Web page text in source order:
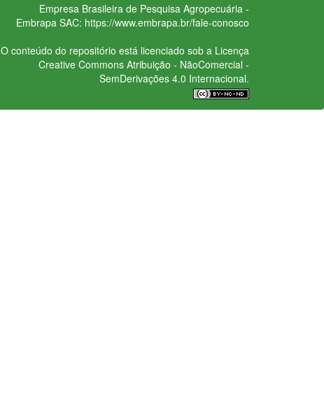
Empresa Brasileira de Pesquisa Agropecuária -
Embrapa SAC: https://www.embrapa.br/fale-conosco
O conteúdo do repositório está licenciado sob a Licença
Creative CommonsAtribuição - NãoComercial -
SemDerivações 4.0 Internacional.